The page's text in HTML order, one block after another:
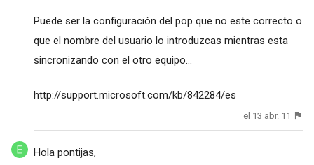
Puede ser la configuración del pop que no este correcto o
que el nombre del usuario lo introduzcas mientras esta
sincronizando con el otro equipo...
http://support.microsoft.com/kb/842284/es
el 13 abr. 11
Hola pontijas,